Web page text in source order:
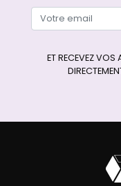
ET RECEVEZ